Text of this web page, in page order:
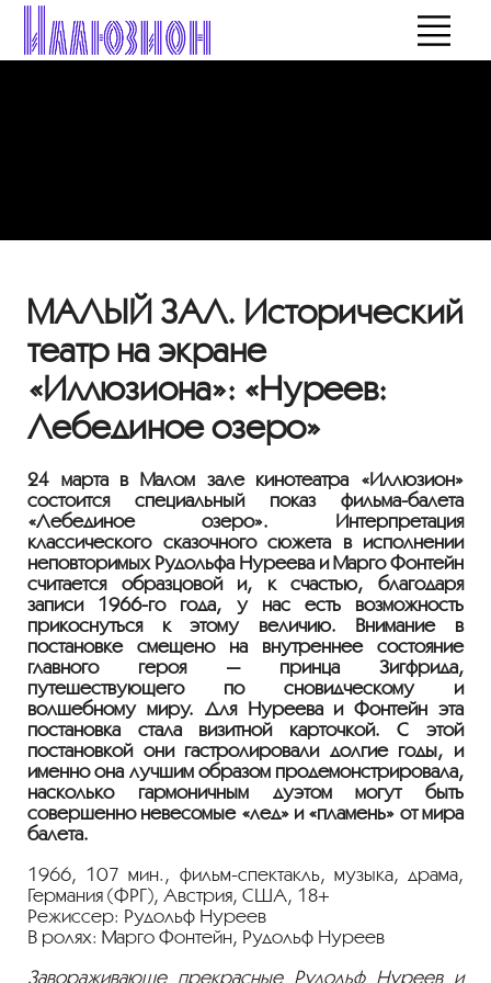
МАЛЫЙ ЗАЛ. Исторический
театр на экране
«Иллюзиона»: «Нуреев:
Лебединое озеро»
24 марта в Малом зале кинотеатра «Иллюзион»
состоится специальный показ фильма-балета
«Лебединое озеро». Интерпретация
классического сказочного сюжета в исполнении
неповторимых Рудольфа Нуреева и Марго Фонтейн
считается образцовой и, к счастью, благодаря
записи 1966-го года, у нас есть возможность
прикоснуться к этому величию. Внимание в
постановке смещено на внутреннее состояние
главного героя — принца Зигфрида,
путешествующего по сновидческому и
волшебному миру. Для Нуреева и Фонтейн эта
постановка стала визитной карточкой. С этой
постановкой они гастролировали долгие годы, и
именно она лучшим образом продемонстрировала,
насколько гармоничным дуэтом могут быть
совершенно невесомые «лед» и «пламень» от мира
балета.
1966, 107 мин., фильм-спектакль, музыка, драма,
Германия (ФРГ), Австрия, США, 18+
Режиссер: Рудольф Нуреев
В ролях: Марго Фонтейн, Рудольф Нуреев
Завораживающе прекрасные Рудольф Нуреев и